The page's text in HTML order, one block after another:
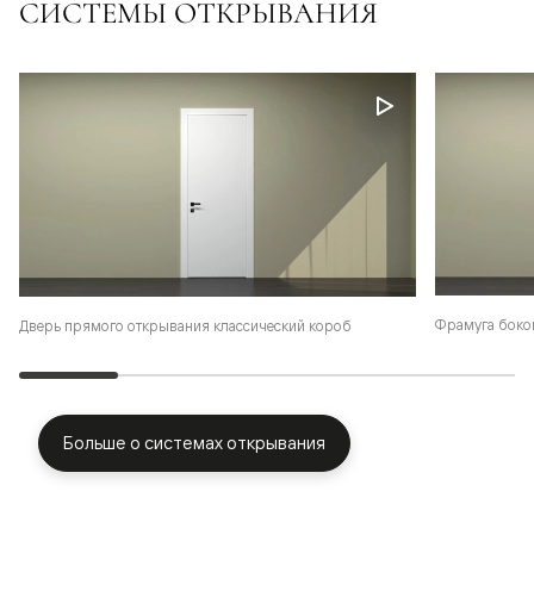
СИСТЕМЫ ОТКРЫВАНИЯ
Дверь прямого открывания классический короб Фрамуга
Больше о системах открывания